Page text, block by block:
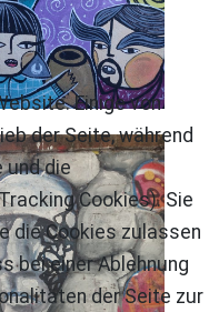
Einige von
der Seite, während
und die
Cookies). Sie
die Cookies zulassen
bei einer Ablehnung
der Seite zur